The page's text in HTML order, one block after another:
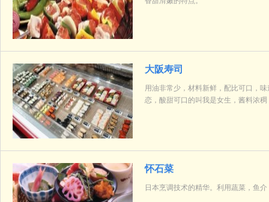
大阪寿司
用油非常少，材料新鲜，配比可口，
恋，酸甜可口的叫我是女生，酱料浓
怀石菜
日本烹调技术的精华。利用蔬菜，鱼